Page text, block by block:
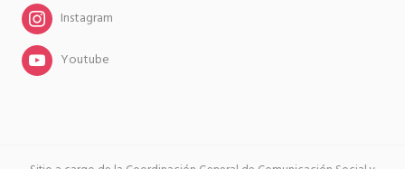
instagramInstagram
instagramYoutube